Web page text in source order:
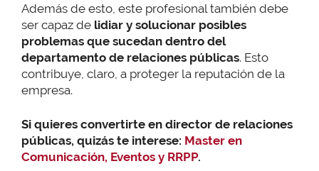
Además de esto, este profesional también debe
ser capaz de lidiar y solucionar posibles
problemas que sucedan dentro del
departamento de relaciones públicas. Esto
contribuye, claro, a proteger la reputación de la
empresa.
Si quieres convertirte en director de relaciones
públicas, quizás te interese: Master en
Comunicación, Eventos y RRPP.